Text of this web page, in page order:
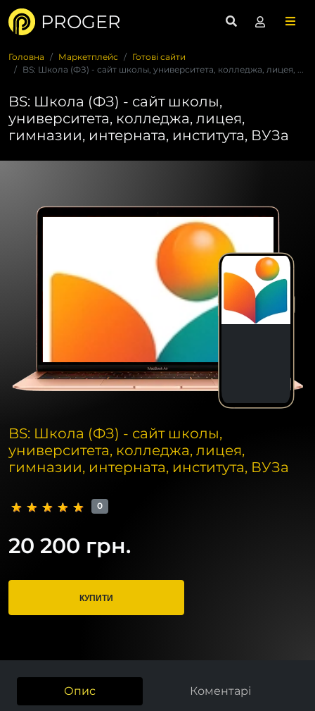
PROGER
Головна Маркетплейс
Готові сайти
BS: Школа (ФЗ) - сайт школы, университета, колледжа, лицея, ...
BS: Школа (ФЗ) - сайт школы,
университета, колледжа, лицея,
гимназии, интерната, института, ВУЗа
BS: Школа (ФЗ) - сайт школы,
университета, колледжа, лицея,
гимназии, интерната, института, ВУЗа
0
20 200 грн.
КУПИТИ
Опис Коментарі